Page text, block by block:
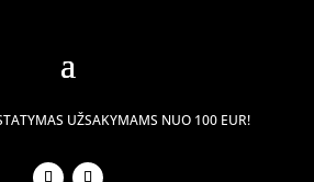
UŽSAKYMAMS NUO 100 EUR!